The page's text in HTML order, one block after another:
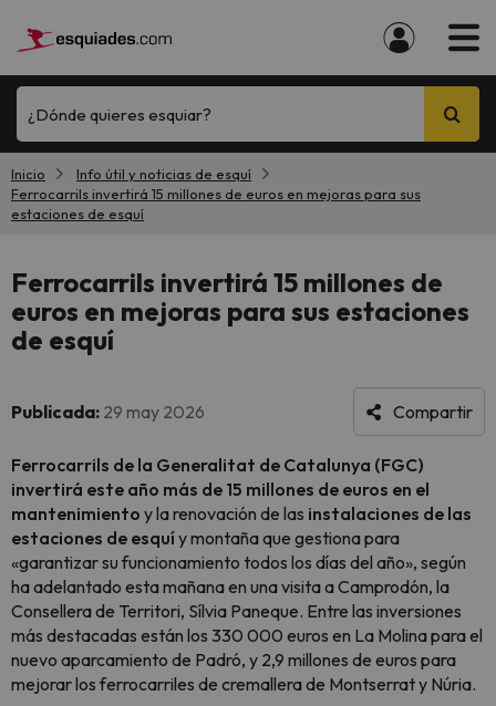
¿Dónde quieres esquiar?
Inicio
Info útil y noticias de esquí
Ferrocarrils invertirá 15 millones de euros en mejoras para sus
estaciones de esquí
Ferrocarrils invertirá 15 millones de
euros en mejoras para sus estaciones
de esquí
Publicada: 29 may 2026 Compartir
Ferrocarrils de la Generalitat de Catalunya (FGC)
invertirá este año más de 15 millones de euros en el
mantenimiento y la renovación de las instalaciones de las
estaciones de esquíy montaña que gestiona para
«garantizar su funcionamiento todos los días del año», según
ha adelantado esta mañana en una visita a Camprodón, la
Consellera de Territori, Sílvia Paneque. Entre las inversiones
más destacadas están los 330 000 euros en La Molina para el
nuevo aparcamiento de Padró, y 2,9 millones de euros para
mejorar los ferrocarriles de cremallera de Montserrat y Núria.